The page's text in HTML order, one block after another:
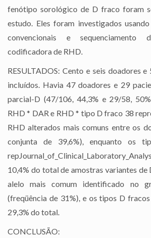
fenótipo sorológico de D fraco foram
estudo. Eles foram investigados
convencionais e
codificadora de RHD.
RESULTADOS: Cento e seis doadores
incluídos. Havia 47 doadores e 29
parcial-D (47/106, 44,3% e 29/58,
RHD * DAR e RHD * tipo D fraco 38
RHD alterados mais comuns entre os
conjunta de 39,6%), enquanto os
10,4% do total de amostras variantes de
alelo mais comum identificado no
(freqüência de 31%), e os tipos D
29,3% do total.
CONCLUSÃO: